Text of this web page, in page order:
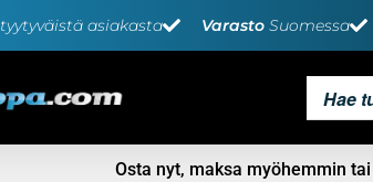
tyytyväistä asiakasta Varasto Suomessa
Osta nyt, maksa myöhemmin